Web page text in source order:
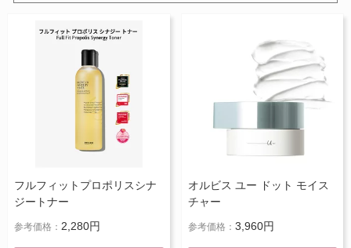
フルフィットプロポリスシナ
ジートナー
参考価格： 2,280円
オルビス ユー ドット モイス
チャー
参考価格： 3,960円